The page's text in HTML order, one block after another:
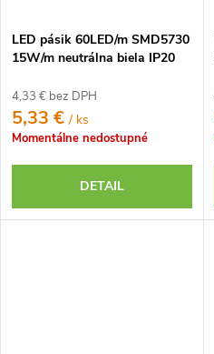
LED pásik 60LED/m SMD5730
15W/m neutrálna biela IP20
4,33 € bez DPH
5,33 €/ ks
Momentálne nedostupné
DETAIL